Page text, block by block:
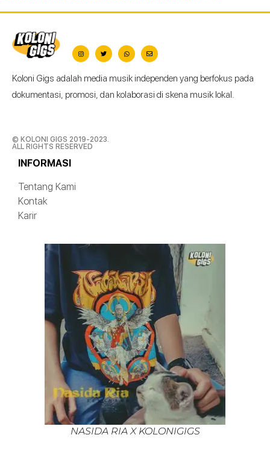
Koloni Gigs adalah media musik independen yang berfokus pada
dokumentasi, promosi, dan kolaborasi di skena musik lokal.
© KOLONI GIGS 2019-2023.
ALL RIGHTS RESERVED
INFORMASI
Tentang Kami
Kontak
Karir
NASIDA RIA X KOLONIGIGS